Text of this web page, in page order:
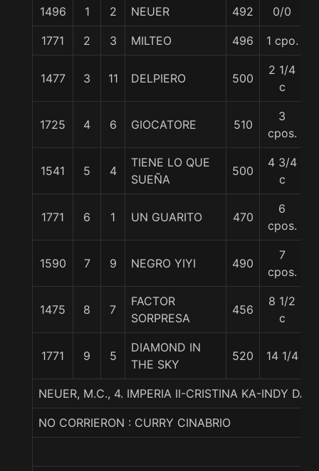
1496 1 2 NEUER 492 0/0
1771 2 3 MILTEO 496 1 cpo.
1477 3 11 DELPIERO 500
2 1/4
c
1725 4 6 GIOCATORE 510
3
cpos.
1541 5 4
TIENE LO QUE
SUEÑA
500
4 3/4
c
1771 6 1 UN GUARITO 470
6
cpos.
1590 7 9 NEGRO YIYI 490
7
cpos.
1475 8 7
FACTOR
SORPRESA
456
8 1/2
c
1771 9 5
DIAMOND IN
THE SKY
520 14 1/4
NEUER, M.C., 4. IMPERIA II-CRISTINA KA-INDY
NO CORRIERON : CURRY CINABRIO